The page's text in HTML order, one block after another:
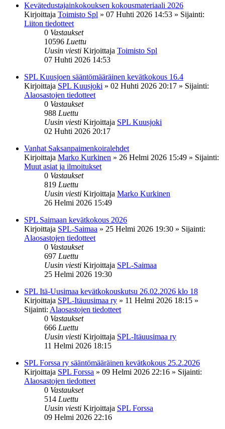
Kevätedustajainkokouksen kokousmateriaali 2026
Kirjoittaja Toimisto Spl » 07 Huhti 2026 14:53 » Sijainti:
Liiton tiedotteet
0 Vastaukset
10596 Luettu
Uusin viesti Kirjoittaja Toimisto Spl
07 Huhti 2026 14:53
SPL Kuusjoen sääntömääräinen kevätkokous 16.4
Kirjoittaja SPL Kuusjoki » 02 Huhti 2026 20:17 » Sijainti:
Alaosastojen tiedotteet
0 Vastaukset
988 Luettu
Uusin viesti Kirjoittaja SPL Kuusjoki
02 Huhti 2026 20:17
Vanhat Saksanpaimenkoiralehdet
Kirjoittaja Marko Kurkinen » 26 Helmi 2026 15:49 » Sijainti:
Muut asiat ja ilmoitukset
0 Vastaukset
819 Luettu
Uusin viesti Kirjoittaja Marko Kurkinen
26 Helmi 2026 15:49
SPL Saimaan kevätkokous 2026
Kirjoittaja SPL-Saimaa » 25 Helmi 2026 19:30 » Sijainti:
Alaosastojen tiedotteet
0 Vastaukset
697 Luettu
Uusin viesti Kirjoittaja SPL-Saimaa
25 Helmi 2026 19:30
SPL Itä-Uusimaa kevätkokouskutsu 26.02.2026 klo 18
Kirjoittaja SPL-Itäuusimaa ry » 11 Helmi 2026 18:15 »
Sijainti: Alaosastojen tiedotteet
0 Vastaukset
666 Luettu
Uusin viesti Kirjoittaja SPL-Itäuusimaa ry
11 Helmi 2026 18:15
SPL Forssa ry sääntömääräinen kevätkokous 25.2.2026
Kirjoittaja SPL Forssa » 09 Helmi 2026 22:16 » Sijainti:
Alaosastojen tiedotteet
0 Vastaukset
514 Luettu
Uusin viesti Kirjoittaja SPL Forssa
09 Helmi 2026 22:16